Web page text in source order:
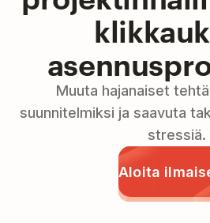
Muuta hajanaiset
suunnitelmiksi ja saavuta
stressiä.
Aloita